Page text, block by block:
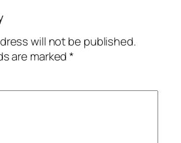
will not be published.
are marked*